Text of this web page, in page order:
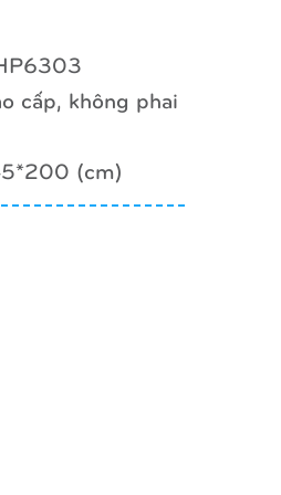
cấp, không phai
(cm)